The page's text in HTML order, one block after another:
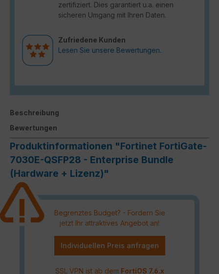
zertifiziert. Dies garantiert u.a. einen
sicheren Umgang mit Ihren Daten.
Zufriedene Kunden
Lesen Sie unsere Bewertungen.
Beschreibung
Bewertungen
Produktinformationen "Fortinet FortiGate-
7030E-QSFP28 - Enterprise Bundle
(Hardware + Lizenz)"
Begrenztes Budget? - Fordern Sie
jetzt Ihr attraktives Angebot an!
Individuellen Preis anfragen
SSL VPN ist ab dem FortiOS 7.6.x